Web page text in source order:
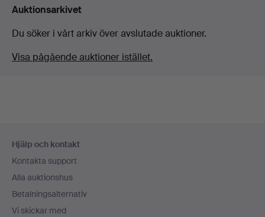
Auktionsarkivet
Du söker i vårt arkiv över avslutade auktioner.
Visa pågående auktioner istället.
Hjälp och kontakt
Kontakta support
Alla auktionshus
Betalningsalternativ
Vi skickar med